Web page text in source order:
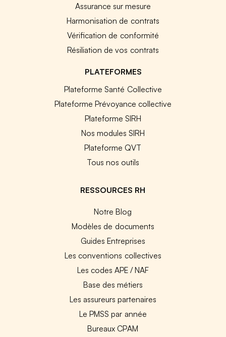
Assurance sur mesure
Harmonisation de contrats
Vérification de conformité
Résiliation de vos contrats
PLATEFORMES
Plateforme Santé Collective
Plateforme Prévoyance collective
Plateforme SIRH
Nos modules SIRH
Plateforme QVT
Tous nos outils
RESSOURCES RH
Notre Blog
Modèles de documents
Guides Entreprises
Les conventions collectives
Les codes APE / NAF
Base des métiers
Les assureurs partenaires
Le PMSS par année
Bureaux CPAM